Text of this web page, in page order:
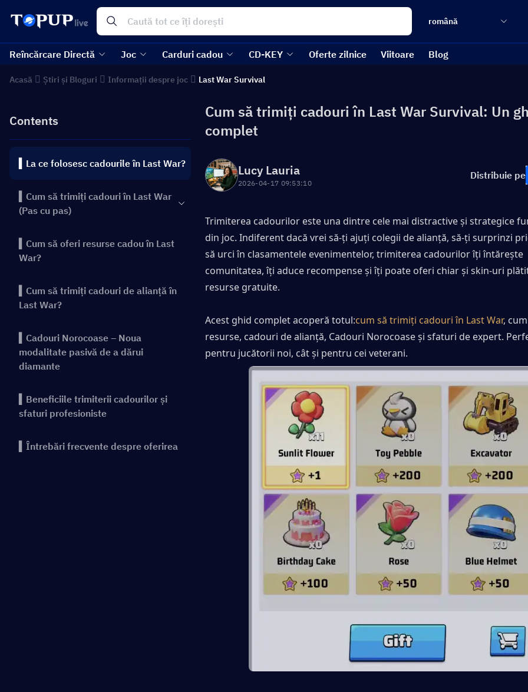
română
Reîncărcare Directă Joc Carduri cadou CD-KEY Oferte zilnice Viitoare Blog
Acasă Știri și Bloguri Informații despre joc Last War Survival
Contents
▍La ce folosesc cadourile în Last War?
▍Cum să trimiți cadouri în Last War
(Pas cu pas)
▍Cum să oferi resurse cadou în Last
War?
▍Cum să trimiți cadouri de alianță în
Last War?
▍Cadouri Norocoase – Noua
modalitate pasivă de a dărui
diamante
▍Beneficiile trimiterii cadourilor și
sfaturi profesioniste
▍Întrebări frecvente despre oferirea
Cum să trimiți cadouri în Last War Survival: Un
complet
Lucy Lauria
2026-04-17 09:53:10
Distribuie pe
Trimiterea cadourilor este una dintre cele mai distractive și strategice
din joc. Indiferent dacă vrei să-ți ajuți colegii de alianță, să-ți surprinzi
să urci în clasamentele evenimentelor, trimiterea cadourilor îți întărește
comunitatea, îți aduce recompense și îți poate oferi chiar și skin-uri
resurse gratuite.
Acest ghid complet acoperă totul:cum să trimiți cadouri în Last War,
resurse, cadouri de alianță, Cadouri Norocoase și sfaturi de expert.
pentru jucătorii noi, cât și pentru cei veterani.